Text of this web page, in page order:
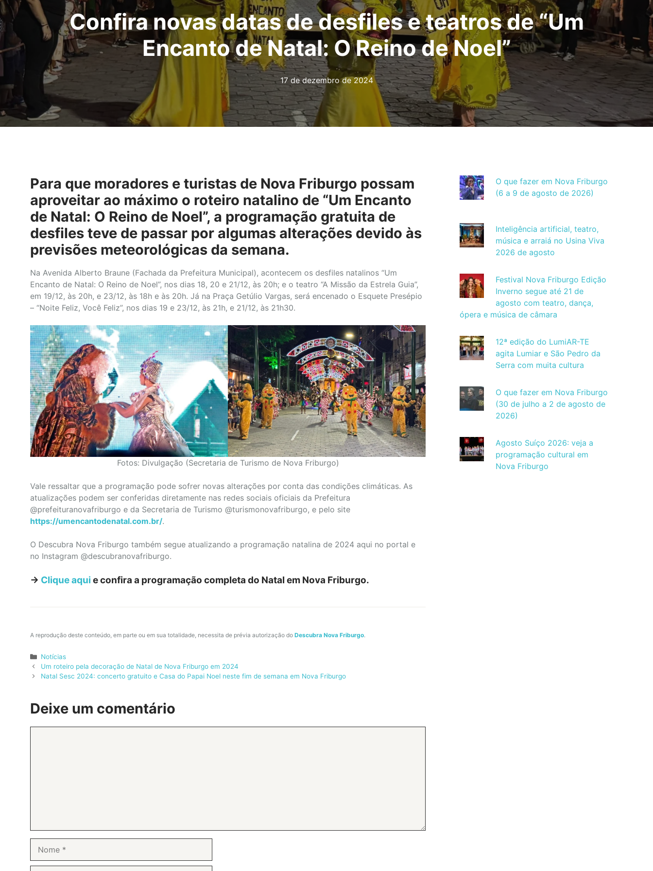
Confira novas datas de desfiles e teatros de “Um
Encanto de Natal: O Reino de Noel”
17 de dezembro de 2024
Para que moradores e turistas de Nova Friburgo possam
aproveitar ao máximo o roteiro natalino de “Um Encanto
de Natal: O Reino de Noel”, a programação gratuita de
desfiles teve de passar por algumas alterações devido às
previsões meteorológicas da semana.
Na Avenida Alberto Braune (Fachada da Prefeitura Municipal), acontecem os desfiles natalinos “Um
Encanto de Natal: O Reino de Noel”, nos dias 18, 20 e 21/12, às 20h; e o teatro “A Missão da Estrela Guia”,
em 19/12, às 20h, e 23/12, às 18h e às 20h. Já na Praça Getúlio Vargas, será encenado o Esquete Presépio
– “Noite Feliz, Você Feliz”, nos dias 19 e 23/12, às 21h, e 21/12, às 21h30.
Fotos: Divulgação (Secretaria de Turismo de Nova Friburgo)
Vale ressaltar que a programação pode sofrer novas alterações por conta das condições climáticas. As
atualizações podem ser conferidas diretamente nas redes sociais oficiais da Prefeitura
@prefeituranovafriburgo e da Secretaria de Turismo @turismonovafriburgo, e pelo site
https://umencantodenatal.com.br/.
O Descubra Nova Friburgo também segue atualizando a programação natalina de 2024 aqui no portal e
no Instagram @descubranovafriburgo.
-> Clique aqui e confira a programação completa do Natal em Nova Friburgo.
A reprodução deste conteúdo, em parte ou em sua totalidade, necessita de prévia autorização do Descubra Nova Friburgo.
Categorias
Notícias
Um roteiro pela decoração de Natal de Nova Friburgo em 2024
Natal Sesc 2024: concerto gratuito e Casa do Papai Noel neste fim de semana em Nova Friburgo
Deixe um comentário
O que fazer em Nova Friburgo
(6 a 9 de agosto de 2026)
Inteligência artificial, teatro,
música e arraiá no Usina Viva
2026 de agosto
Festival Nova Friburgo Edição
Inverno segue até 21 de
agosto com teatro, dança,
ópera e música de câmara
12ª edição do LumiAR-TE
agita Lumiar e São Pedro da
Serra com muita cultura
O que fazer em Nova Friburgo
(30 de julho a 2 de agosto de
2026)
Agosto Suíço 2026: veja a
programação cultural em
Nova Friburgo